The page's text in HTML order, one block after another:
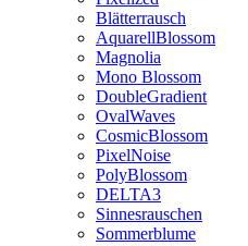
Blätterrausch
AquarellBlossom
Magnolia
Mono Blossom
DoubleGradient
OvalWaves
CosmicBlossom
PixelNoise
PolyBlossom
DELTA3
Sinnesrauschen
Sommerblume